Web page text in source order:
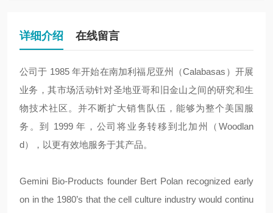
详细介绍 在线留言
公司于 1985 年开始在南加利福尼亚州（Calabasas）开展
业务，其市场活动针对圣地亚哥和旧金山之间的研究和生
物技术社区。并不断扩大销售队伍，能够为整个美国服
务。到 1999 年，公司将业务转移到北加州（Woodlan
d），以更有效地服务于其产品。
Gemini Bio-Products founder Bert Polan recognized early
on in the 1980’s that the cell culture industry would continu